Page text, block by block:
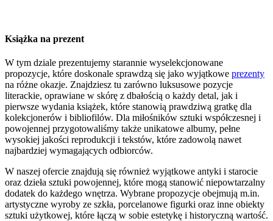
Książka na prezent
W tym dziale prezentujemy starannie wyselekcjonowane
propozycje, które doskonale sprawdzą się jako wyjątkowe prezenty
na różne okazje. Znajdziesz tu zarówno luksusowe pozycje
literackie, oprawiane w skórę z dbałością o każdy detal, jak i
pierwsze wydania książek, które stanowią prawdziwą gratkę dla
kolekcjonerów i bibliofilów. Dla miłośników sztuki współczesnej i
powojennej przygotowaliśmy także unikatowe albumy, pełne
wysokiej jakości reprodukcji i tekstów, które zadowolą nawet
najbardziej wymagających odbiorców.
W naszej ofercie znajdują się również wyjątkowe antyki i starocie
oraz dzieła sztuki powojennej, które mogą stanowić niepowtarzalny
dodatek do każdego wnętrza. Wybrane propozycje obejmują m.in.
artystyczne wyroby ze szkła, porcelanowe figurki oraz inne obiekty
sztuki użytkowej, które łączą w sobie estetykę i historyczną wartość.